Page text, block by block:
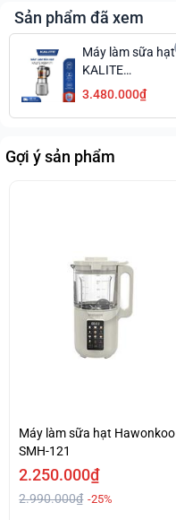
Sản phẩm đã xem
Máy làm sữa hạt
KALITE
KCB4741 cao
cấp, sấy khô khử
3.480.000₫
Gợi ý sản phẩm
Máy làm sữa hạt Hawonkoo
SMH-121
2.250.000₫
2.990.000₫ -25%